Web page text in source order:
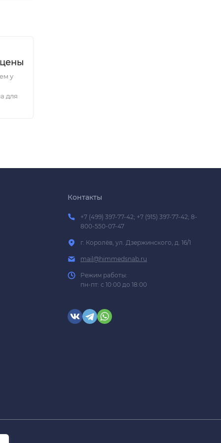
у
для
Контакты
+7 (499) 397-77-42; +7 (915) 397-77-42; 8-
800-550-07-47
г. Королёв, ул. Дзержинского, д. 16/1
mail@himmedsnab.ru
Режим работы:
пн-пт: с 10:00 до 18:00